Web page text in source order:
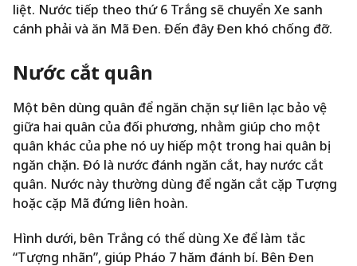
liệt. Nước tiếp theo thứ 6 Trắng sẽ chuyển Xe sanh
cánh phải và ăn Mã Đen. Đến đây Đen khó chống đỡ.
Nước cắt quân
Một bên dùng quân để ngăn chặn sự liên lạc bảo vệ
giữa hai quân của đối phương, nhằm giúp cho một
quân khác của phe nó uy hiếp một trong hai quân bị
ngăn chặn. Đó là nước đánh ngăn cắt, hay nước cắt
quân. Nước này thường dùng để ngăn cắt cặp Tượng
hoặc cặp Mã đứng liên hoàn.
Hình dưới, bên Trắng có thể dùng Xe để làm tắc
“Tượng nhãn”, giúp Pháo 7 hăm đánh bí. Bên Đen